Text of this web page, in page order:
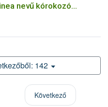
142
Következő